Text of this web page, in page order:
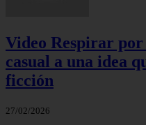
Video Respirar
casual a una idea
ficción
27/02/2026